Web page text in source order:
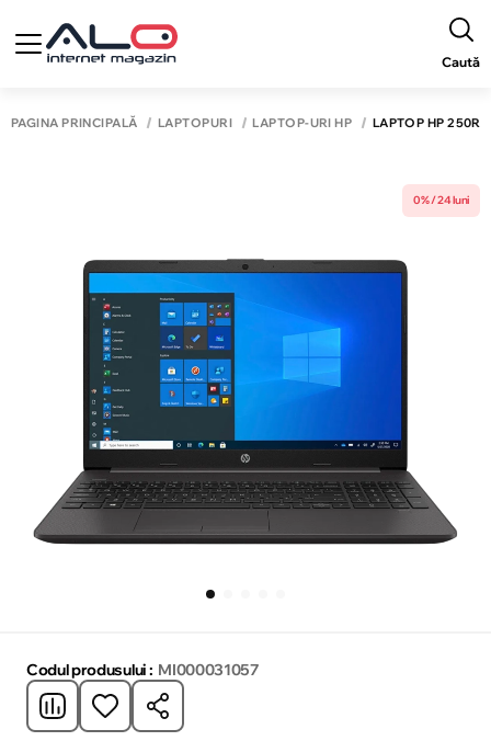
Caută
PAGINA PRINCIPALĂ LAPTOPURI LAPTOP-URI HP LAPTOP HP 250R
0% / 24 luni
Codul produsului : MI000031057